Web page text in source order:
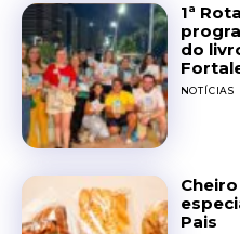
1ª
do
NOTÍCIAS
Pais